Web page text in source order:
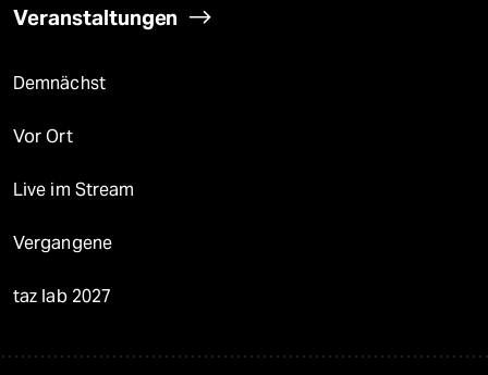
Veranstaltungen
Demnächst
Vor Ort
Live im Stream
Vergangene
taz lab 2027